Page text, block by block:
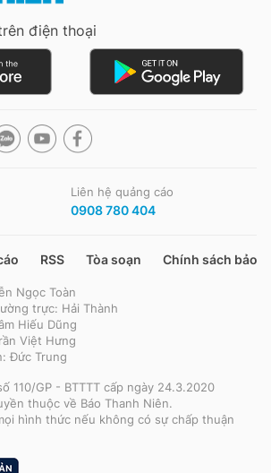
điện thoại
Liên hệ quảng cáo
0908 780 404
RSS Tòa soạn Chính sách bảo
Ngọc Toàn
trực: Hải Thành
Hiếu Dũng
Việt Hưng
Đức Trung
110/GP - BTTTT cấp ngày 24.3.2020
thuộc về Báo Thanh Niên.
hình thức nếu không có sự chấp thuận